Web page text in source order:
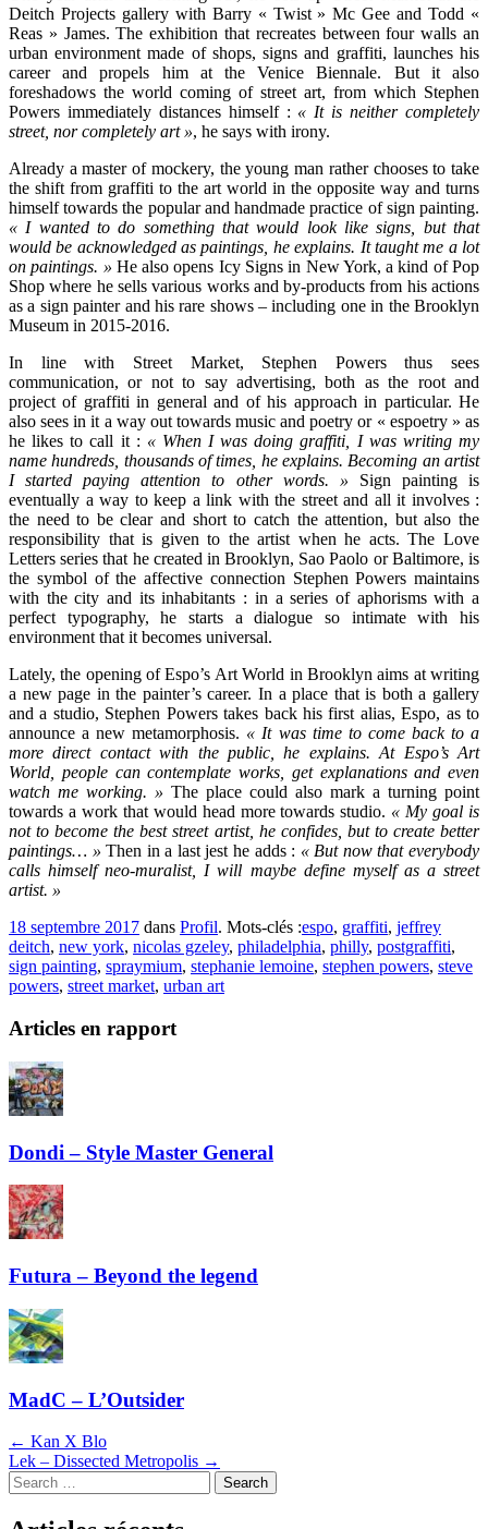
Deitch Projects gallery with Barry « Twist » Mc Gee and Todd «
Reas » James. The exhibition that recreates between four walls an
urban environment made of shops, signs and graffiti, launches his
career and propels him at the Venice Biennale. But it also
foreshadows the world coming of street art, from which Stephen
Powers immediately distances himself : « It is neither completely
street, nor completely art », he says with irony.
Already a master of mockery, the young man rather chooses to take
the shift from graffiti to the art world in the opposite way and turns
himself towards the popular and handmade practice of sign painting.
« I wanted to do something that would look like signs, but that
would be acknowledged as paintings, he explains. It taught me a lot
on paintings. » He also opens Icy Signs in New York, a kind of Pop
Shop where he sells various works and by-products from his actions
as a sign painter and his rare shows – including one in the Brooklyn
Museum in 2015-2016.
In line with Street Market, Stephen Powers thus sees
communication, or not to say advertising, both as the root and
project of graffiti in general and of his approach in particular. He
also sees in it a way out towards music and poetry or « espoetry » as
he likes to call it : « When I was doing graffiti, I was writing my
name hundreds, thousands of times, he explains. Becoming an artist
I started paying attention to other words. » Sign painting is
eventually a way to keep a link with the street and all it involves :
the need to be clear and short to catch the attention, but also the
responsibility that is given to the artist when he acts. The Love
Letters series that he created in Brooklyn, Sao Paolo or Baltimore, is
the symbol of the affective connection Stephen Powers maintains
with the city and its inhabitants : in a series of aphorisms with a
perfect typography, he starts a dialogue so intimate with his
environment that it becomes universal.
Lately, the opening of Espo’s Art World in Brooklyn aims at writing
a new page in the painter’s career. In a place that is both a gallery
and a studio, Stephen Powers takes back his first alias, Espo, as to
announce a new metamorphosis. « It was time to come back to a
more direct contact with the public, he explains. At Espo’s Art
World, people can contemplate works, get explanations and even
watch me working. » The place could also mark a turning point
towards a work that would head more towards studio. « My goal is
not to become the best street artist, he confides, but to create better
paintings… » Then in a last jest he adds : « But now that everybody
calls himself neo-muralist, I will maybe define myself as a street
artist. »
18 septembre 2017 dans Profil. Mots-clés :espo, graffiti, jeffrey
deitch, new york, nicolas gzeley, philadelphia, philly, postgraffiti,
sign painting, spraymium, stephanie lemoine, stephen powers, steve
powers, street market, urban art
Articles en rapport
Dondi – Style Master General
Futura – Beyond the legend
MadC – L’Outsider
Navigation
dans
← Kan X Blo
Lek – Dissected Metropolis →
Search